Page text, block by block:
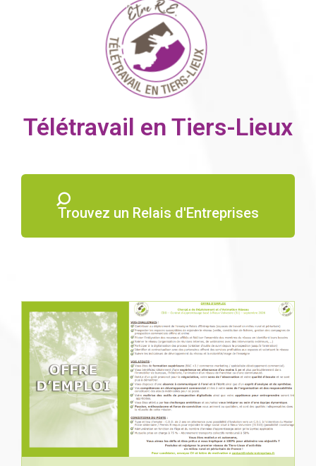
Télétravail en Tiers-Lieux
Trouvez un Relais d'Entreprises